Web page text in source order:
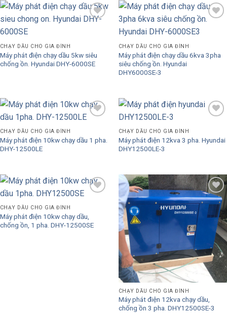
CHẠY DẦU CHO GIA ĐÌNH
Máy phát điện chạy dầu 5kw siêu
chống ồn. Hyundai DHY-6000SE
CHẠY DẦU CHO GIA ĐÌNH
Máy phát điện chạy dầu 6kva 3pha
siêu chống ồn. Hyundai
DHY6000SE-3
CHẠY DẦU CHO GIA ĐÌNH
Máy phát điện 10kw chạy dầu 1 pha.
DHY-12500LE
CHẠY DẦU CHO GIA ĐÌNH
Máy phát điện 12kva 3 pha. Hyundai
DHY12500LE-3
CHẠY DẦU CHO GIA ĐÌNH
Máy phát điện 10kw chạy dầu,
chống ồn, 1 pha. DHY-12500SE
Add to
Wishlist
CHẠY DẦU CHO GIA ĐÌNH
Máy phát điện 12kva chạy dầu,
chống ồn 3 pha. DHY12500SE-3